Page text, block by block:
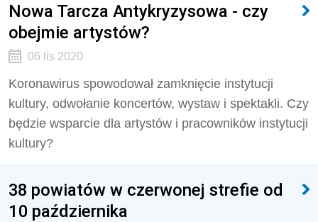
Nowa Tarcza Antykryzysowa - czy
obejmie artystów?
06 lis 2020
Koronawirus spowodował zamknięcie instytucji
kultury, odwołanie koncertów, wystaw i spektakli. Czy
będzie wsparcie dla artystów i pracowników instytucji
kultury?
38 powiatów w czerwonej strefie od
10 października